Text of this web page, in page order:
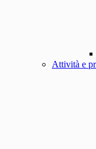
Attività e